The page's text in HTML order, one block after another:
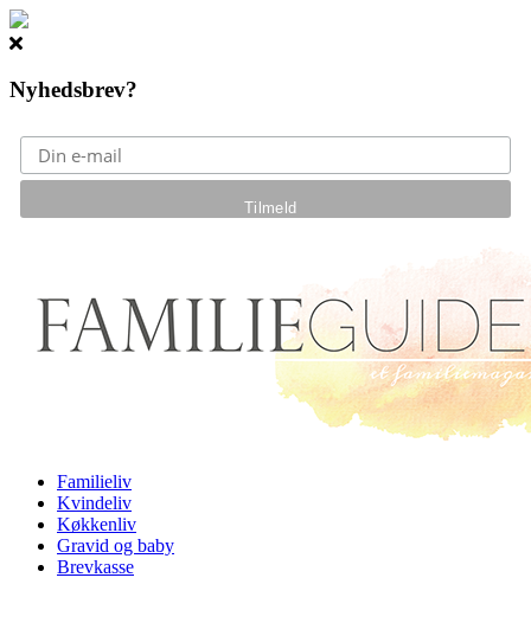
Nyhedsbrev?
Familieliv
Kvindeliv
Køkkenliv
Gravid og baby
Brevkasse